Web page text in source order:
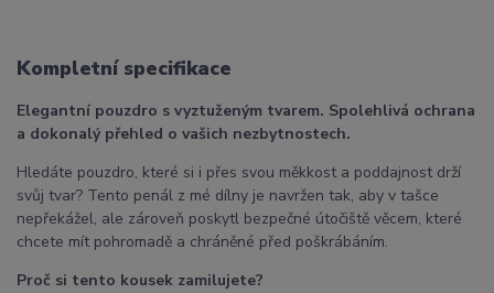
Kompletní specifikace
Elegantní pouzdro s vyztuženým tvarem. Spolehlivá ochrana
a dokonalý přehled o vašich nezbytnostech.
Hledáte pouzdro, které si i přes svou měkkost a poddajnost drží
svůj tvar? Tento penál z mé dílny je navržen tak, aby v tašce
nepřekážel, ale zároveň poskytl bezpečné útočiště věcem, které
chcete mít pohromadě a chráněné před poškrábáním.
Proč si tento kousek zamilujete?